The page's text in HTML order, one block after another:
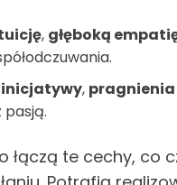
, głęboką
inicjatywy, pragnienia
pasją.
te cechy, co